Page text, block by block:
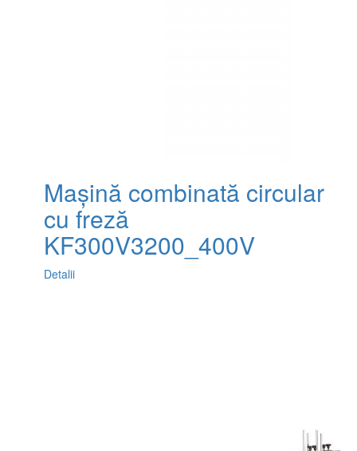
Mașină combinată circular
cu freză
KF300V3200_400V
Detalii